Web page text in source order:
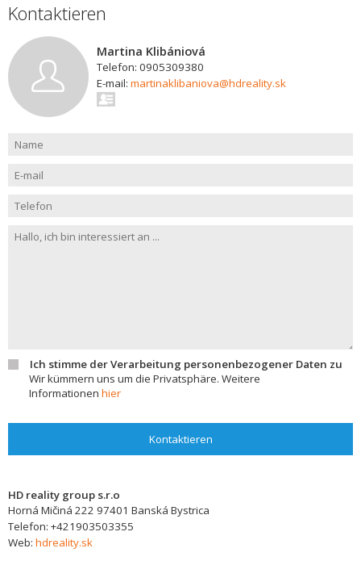
Kontaktieren
Martina Klibániová
Telefon: 0905309380
E-mail: martinaklibaniova@hdreality.sk
Ich stimme der Verarbeitung personenbezogener Daten zu
Wir kümmern uns um die Privatsphäre. Weitere
Informationen hier
Kontaktieren
HD reality group s.r.o
Horná Mičiná 222 97401 Banská Bystrica
Telefon: +421903503355
Web: hdreality.sk